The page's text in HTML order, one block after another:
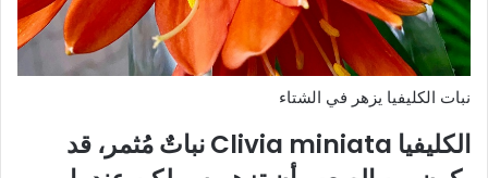
نبات الكليفيا يزهر في الشتاء
الكليفيا Clivia miniata نباتٌ مُثمر، قد